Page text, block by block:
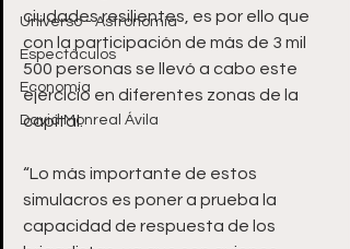
Universo - Astronomía
Espectáculos
Economía
David Monreal Ávila
ciudades resilientes, es por ello que
con la participación de más de 3 mil
500 personas se llevó a cabo este
ejercicio en diferentes zonas de la
capital.
“Lo más importante de estos
simulacros es poner a prueba la
capacidad de respuesta de los